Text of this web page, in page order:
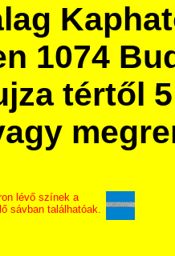
1074
tértől
lévő színek a
sávban találhatóak.